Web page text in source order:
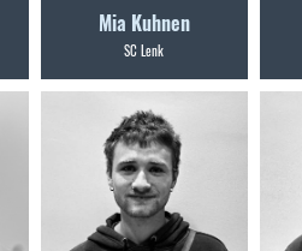
Mia Kuhnen
SC Lenk